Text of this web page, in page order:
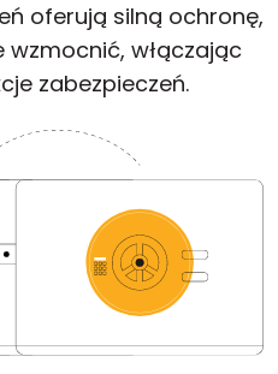
oferują silną ochronę,
wzmocnić, włączając
zabezpieczeń.